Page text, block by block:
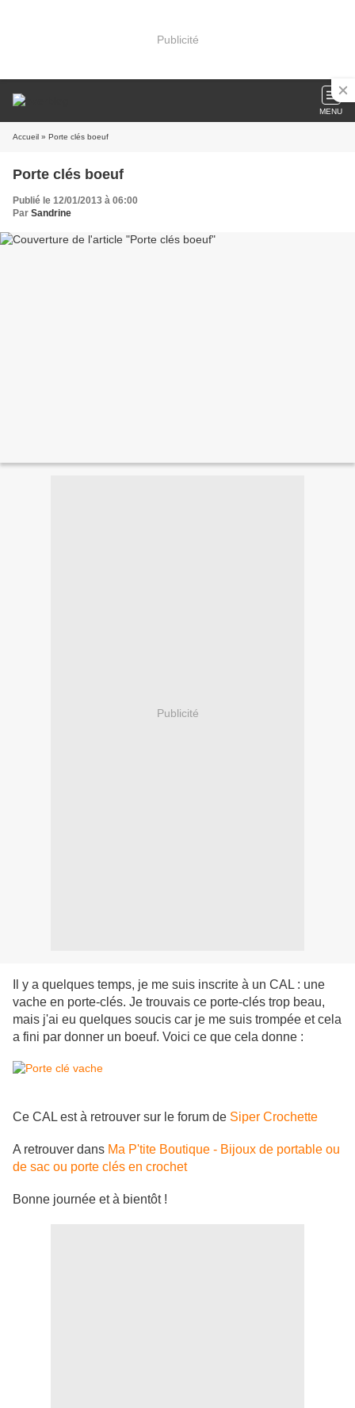
Publicité
MENU
Accueil » Porte clés boeuf
Porte clés boeuf
Publié le 12/01/2013 à 06:00
Par Sandrine
Publicité
Il y a quelques temps, je me suis inscrite à un CAL : une
vache en porte-clés. Je trouvais ce porte-clés trop beau,
mais j'ai eu quelques soucis car je me suis trompée et cela
a fini par donner un boeuf. Voici ce que cela donne :
Ce CAL est à retrouver sur le forum de Siper Crochette
A retrouver dans Ma P'tite Boutique - Bijoux de portable ou
de sac ou porte clés en crochet
Bonne journée et à bientôt !